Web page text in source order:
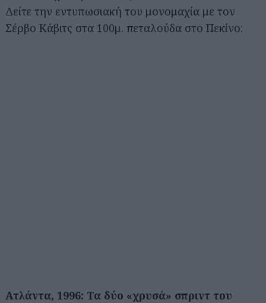
Δείτε την εντυπωσιακή του μονομαχία με τον
Σέρβο Κάβιτς στα 100μ. πεταλούδα στο Πεκίνο:
Ατλάντα, 1996: Τα δύο «χρυσά» σπριντ του